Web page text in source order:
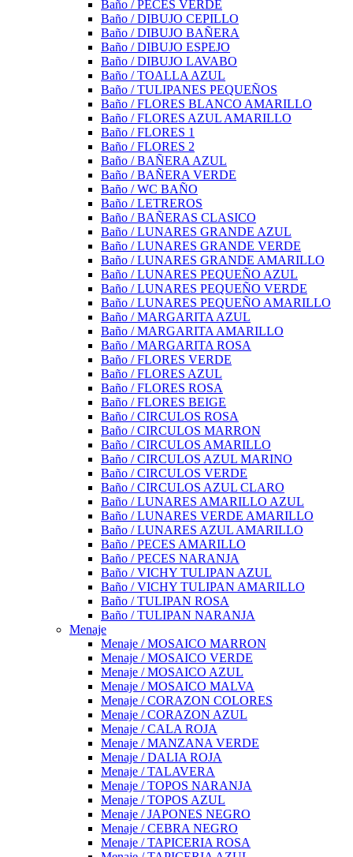
Baño / PECES VERDE
Baño / DIBUJO CEPILLO
Baño / DIBUJO BAÑERA
Baño / DIBUJO ESPEJO
Baño / DIBUJO LAVABO
Baño / TOALLA AZUL
Baño / TULIPANES PEQUEÑOS
Baño / FLORES BLANCO AMARILLO
Baño / FLORES AZUL AMARILLO
Baño / FLORES 1
Baño / FLORES 2
Baño / BAÑERA AZUL
Baño / BAÑERA VERDE
Baño / WC BAÑO
Baño / LETREROS
Baño / BAÑERAS CLASICO
Baño / LUNARES GRANDE AZUL
Baño / LUNARES GRANDE VERDE
Baño / LUNARES GRANDE AMARILLO
Baño / LUNARES PEQUEÑO AZUL
Baño / LUNARES PEQUEÑO VERDE
Baño / LUNARES PEQUEÑO AMARILLO
Baño / MARGARITA AZUL
Baño / MARGARITA AMARILLO
Baño / MARGARITA ROSA
Baño / FLORES VERDE
Baño / FLORES AZUL
Baño / FLORES ROSA
Baño / FLORES BEIGE
Baño / CIRCULOS ROSA
Baño / CIRCULOS MARRON
Baño / CIRCULOS AMARILLO
Baño / CIRCULOS AZUL MARINO
Baño / CIRCULOS VERDE
Baño / CIRCULOS AZUL CLARO
Baño / LUNARES AMARILLO AZUL
Baño / LUNARES VERDE AMARILLO
Baño / LUNARES AZUL AMARILLO
Baño / PECES AMARILLO
Baño / PECES NARANJA
Baño / VICHY TULIPAN AZUL
Baño / VICHY TULIPAN AMARILLO
Baño / TULIPAN ROSA
Baño / TULIPAN NARANJA
Menaje
Menaje / MOSAICO MARRON
Menaje / MOSAICO VERDE
Menaje / MOSAICO AZUL
Menaje / MOSAICO MALVA
Menaje / CORAZON COLORES
Menaje / CORAZON AZUL
Menaje / CALA ROJA
Menaje / MANZANA VERDE
Menaje / DALIA ROJA
Menaje / TALAVERA
Menaje / TOPOS NARANJA
Menaje / TOPOS AZUL
Menaje / JAPONES NEGRO
Menaje / CEBRA NEGRO
Menaje / TAPICERIA ROSA